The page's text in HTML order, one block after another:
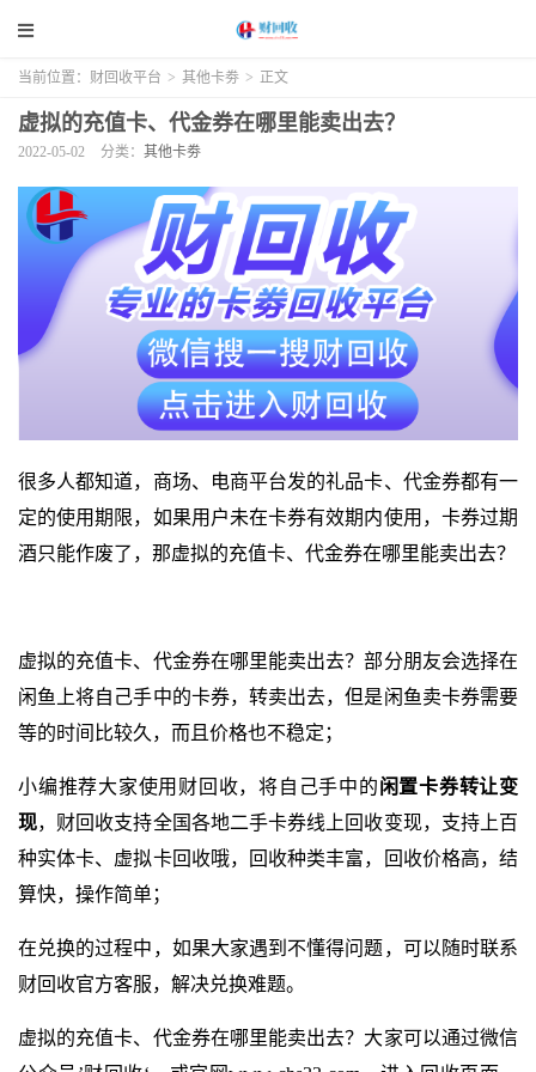
当前位置： 财回收平台 > 其他卡劵 > 正文
虚拟的充值卡、代金券在哪里能卖出去？
2022-05-02 分类： 其他卡劵
很多人都知道，商场、电商平台发的礼品卡、代金券都有一
定的使用期限，如果用户未在卡券有效期内使用，卡券过期
酒只能作废了，那虚拟的充值卡、代金券在哪里能卖出去？
虚拟的充值卡、代金券在哪里能卖出去？部分朋友会选择在
闲鱼上将自己手中的卡券，转卖出去，但是闲鱼卖卡券需要
等的时间比较久，而且价格也不稳定；
小编推荐大家使用财回收，将自己手中的闲置卡券转让变
现，财回收支持全国各地二手卡券线上回收变现，支持上百
种实体卡、虚拟卡回收哦，回收种类丰富，回收价格高，结
算快，操作简单；
在兑换的过程中，如果大家遇到不懂得问题，可以随时联系
财回收官方客服，解决兑换难题。
虚拟的充值卡、代金券在哪里能卖出去？大家可以通过微信